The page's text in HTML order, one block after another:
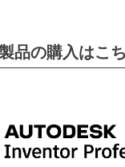
品の購入はこ